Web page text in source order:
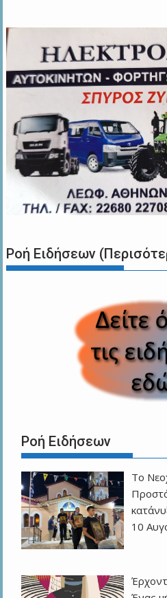
Ροή Ειδήσεων
Ροή Ειδήσεων
Το
10